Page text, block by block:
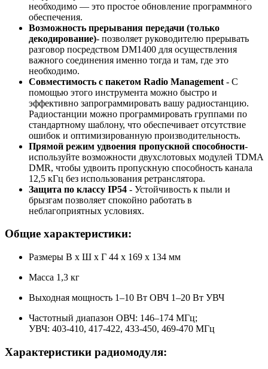
необходимо — это простое обновление программного
обеспечения.
Возможность прерывания передачи (только
декодирование)- позволяет руководителю прерывать
разговор посредством DM1400 для осуществления
важного соединения именно тогда и там, где это
необходимо.
Совместимость с пакетом Radio Management - С
помощью этого инструмента можно быстро и
эффективно запрограммировать вашу радиостанцию.
Радиостанции можно программировать группами по
стандартному шаблону, что обеспечивает отсутствие
ошибок и оптимизированную производительность.
Прямой режим удвоения пропускной способности-
используйте возможности двухслотовых модулей TDMA
DMR, чтобы удвоить пропускную способность канала
12,5 кГц без использования ретранслятора.
Защита по классу IP54 - Устойчивость к пыли и
брызгам позволяет спокойно работать в
неблагоприятных условиях.
Общие характеристики:
Размеры В х Ш х Г 44 x 169 x 134 мм
Масса 1,3 кг
Выходная мощность 1–10 Вт ОВЧ 1–20 Вт УВЧ
Частотный диапазон ОВЧ: 146–174 МГц;
УВЧ: 403-410, 417-422, 433-450, 469-470 МГц
Характеристики радиомодуля: